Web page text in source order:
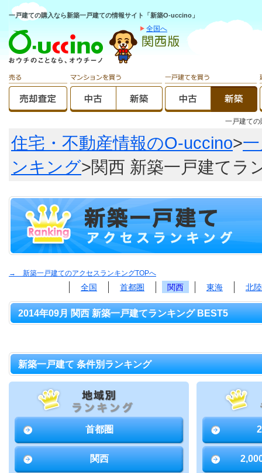
一戸建ての購入なら新築一戸建ての情報サイト「新築O-uccino」
全国へ
一戸建て
住宅・不動産情報のO-uccino>
ンキング>関西 新築一戸建てラ
→ 新築一戸建てのアクセスランキングTOPへ
全国 首都圏 関西 東海 北
2014年09月 関西 新築一戸建てランキング BEST5
新築一戸建て 条件別ランキング
首都圏
関西